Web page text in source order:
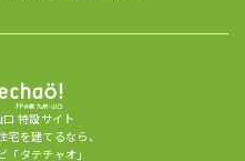
特設サイト
を建てるなら、
タテチャオ」